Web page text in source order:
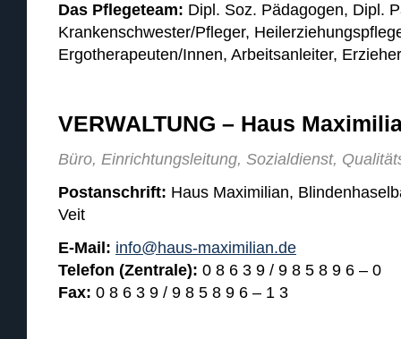
Das Pflegeteam: Dipl. Soz. Pädagogen, Dipl.
Krankenschwester/Pfleger,
Ergotherapeuten/Innen, Arbeitsanleiter, Erzieher
VERWALTUNG – Haus
Büro, Einrichtungsleitung, Sozialdienst,
Postanschrift: Haus Maximilian,
Veit
E-Mail: info@haus-maximilian.de
Telefon (Zentrale): 0 8 6 3 9 / 9 8 5 8 9 6 – 0
Fax: 0 8 6 3 9 / 9 8 5 8 9 6 – 1 3